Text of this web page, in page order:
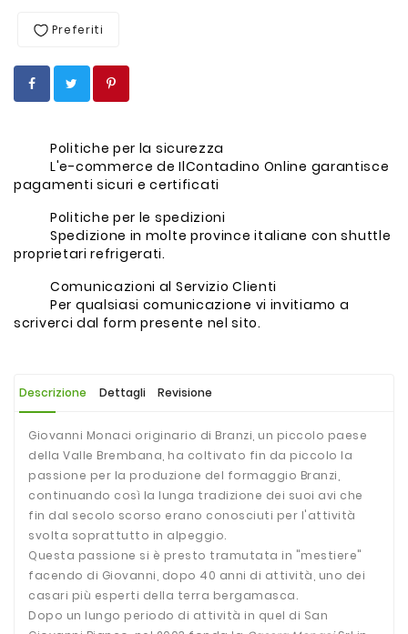
Preferiti
Politiche per la sicurezza
L'e-commerce de IlContadino Online garantisce
pagamenti sicuri e certificati
Politiche per le spedizioni
Spedizione in molte province italiane con shuttle
proprietari refrigerati.
Comunicazioni al Servizio Clienti
Per qualsiasi comunicazione vi invitiamo a
scriverci dal form presente nel sito.
Descrizione Dettagli Revisione
Giovanni Monaci originario di Branzi, un piccolo paese
della Valle Brembana, ha coltivato fin da piccolo la
passione per la produzione del formaggio Branzi,
continuando così la lunga tradizione dei suoi avi che
fin dal secolo scorso erano conosciuti per l'attività
svolta soprattutto in alpeggio.
Questa passione si è presto tramutata in "mestiere"
facendo di Giovanni, dopo 40 anni di attività, uno dei
casari più esperti della terra bergamasca.
Dopo un lungo periodo di attività in quel di San